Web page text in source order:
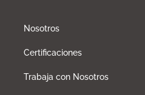
Nosotros
Certificaciones
Trabaja con Nosotros